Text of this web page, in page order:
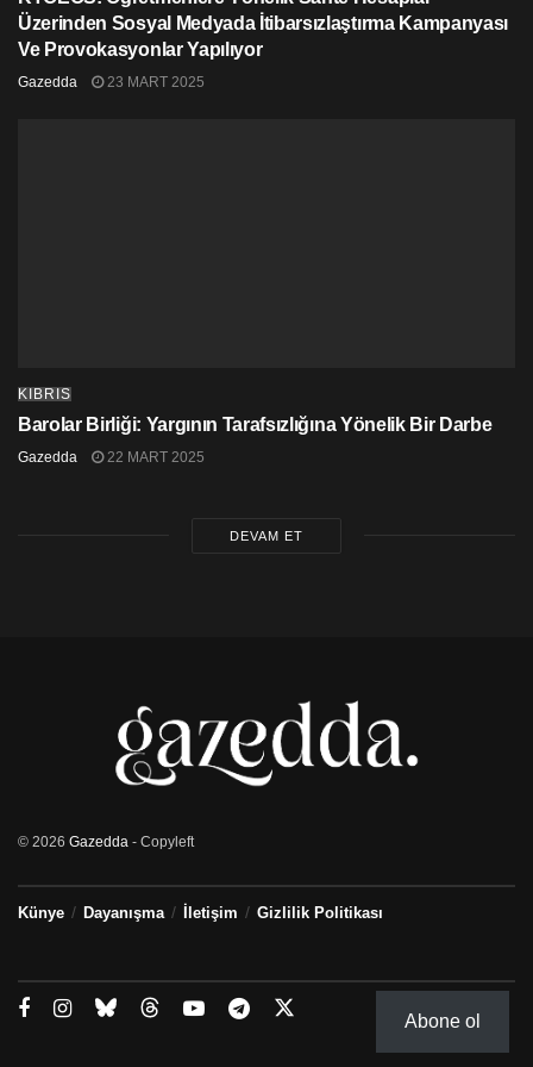
Üzerinden Sosyal Medyada İtibarsızlaştırma Kampanyası
Ve Provokasyonlar Yapılıyor
Gazedda 23 MART 2025
KIBRIS
Barolar Birliği: Yargının Tarafsızlığına Yönelik Bir Darbe
Gazedda 22 MART 2025
DEVAM ET
© 2026 Gazedda - Copyleft
Künye Dayanışma İletişim Gizlilik Politikası
Abone ol